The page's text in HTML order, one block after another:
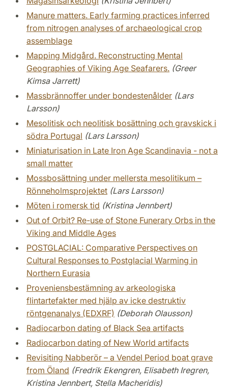
Manure matters. Early farming practices inferred
from nitrogen analyses of archaeological crop
assemblage
Mapping Midgård. Reconstructing Mental
Geographies of Viking Age Seafarers. (Greer
Kimsa Jarrett)
Massbrännoffer under bondestenålder (Lars
Larsson)
Mesolitisk och neolitisk bosättning och gravskick i
södra Portugal (Lars Larsson)
Miniaturisation in Late Iron Age Scandinavia - not a
small matter
Mossbosättning under mellersta mesolitikum –
Rönneholmsprojektet (Lars Larsson)
Möten i romersk tid (Kristina Jennbert)
Out of Orbit? Re-use of Stone Funerary Orbs in the
Viking and Middle Ages
POSTGLACIAL: Comparative Perspectives on
Cultural Responses to Postglacial Warming in
Northern Eurasia
Proveniensbestämning av arkeologiska
flintartefakter med hjälp av icke destruktiv
röntgenanalys (EDXRF) (Deborah Olausson)
Radiocarbon dating of Black Sea artifacts
Radiocarbon dating of New World artifacts
Revisiting Nabberör – a Vendel Period boat grave
from Öland (Fredrik Ekengren, Elisabeth Iregren,
Kristina Jennbert, Stella Macheridis)